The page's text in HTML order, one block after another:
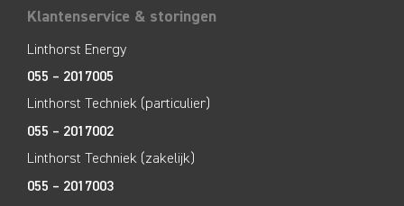
Klantenservice & storingen
Linthorst Energy
055 – 2017005
Linthorst Techniek (particulier)
055 – 2017002
Linthorst Techniek (zakelijk)
055 – 2017003